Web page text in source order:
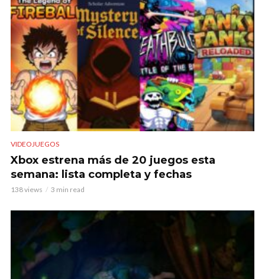
VIDEOJUEGOS
Xbox estrena más de 20 juegos esta
semana: lista completa y fechas
138 views 3 min read